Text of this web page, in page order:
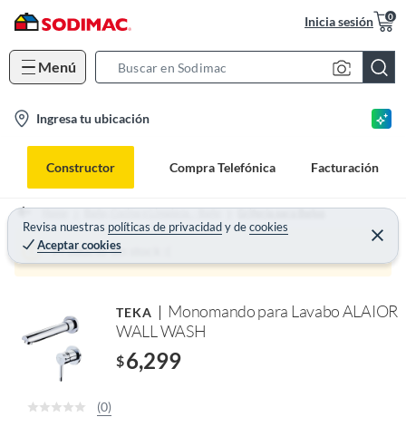
Inicia sesión 0
Menú
c
B
a
n
Ingresa tu ubicación
Constructor Compra Telefónica Facturación
Revisa nuestras políticas de privacidadydecookies
Aceptar cookies
Home Baño, Cocina y Limpieza. - Baño Grifería para Baños
Producto sin stock :(
TEKA
Monomando para Lavabo ALAIOR
WALL WASH
$6,299
(0)